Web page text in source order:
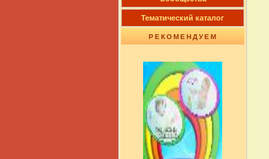
Тематический каталог
РЕКОМЕНДУЕМ